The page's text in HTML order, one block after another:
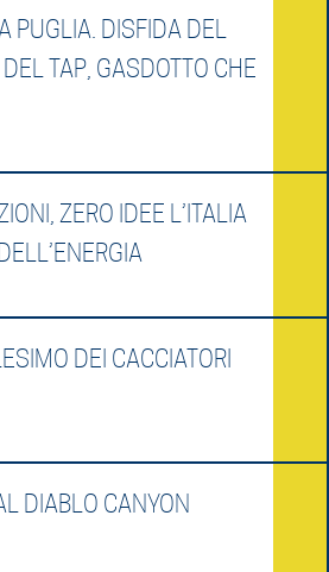
PUGLIA. DISFIDA DEL
TAP, GASDOTTO CHE
ZERO IDEE L’ITALIA
DEI CACCIATORI
DIABLO CANYON